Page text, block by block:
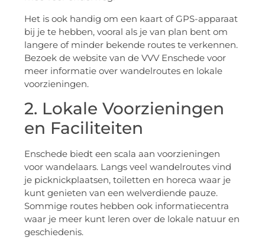
Het is ook handig om een kaart of GPS-apparaat
bij je te hebben, vooral als je van plan bent om
langere of minder bekende routes te verkennen.
Bezoek de website van de VVV Enschede voor
meer informatie over wandelroutes en lokale
voorzieningen.
2. Lokale Voorzieningen
en Faciliteiten
Enschede biedt een scala aan voorzieningen
voor wandelaars. Langs veel wandelroutes vind
je picknickplaatsen, toiletten en horeca waar je
kunt genieten van een welverdiende pauze.
Sommige routes hebben ook informatiecentra
waar je meer kunt leren over de lokale natuur en
geschiedenis.